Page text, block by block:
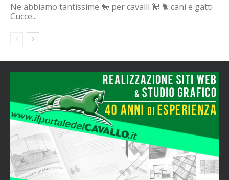
Ne abbiamo tantissime 🐎 per cavalli 🐩 🐈 cani e gatti
Cucce...